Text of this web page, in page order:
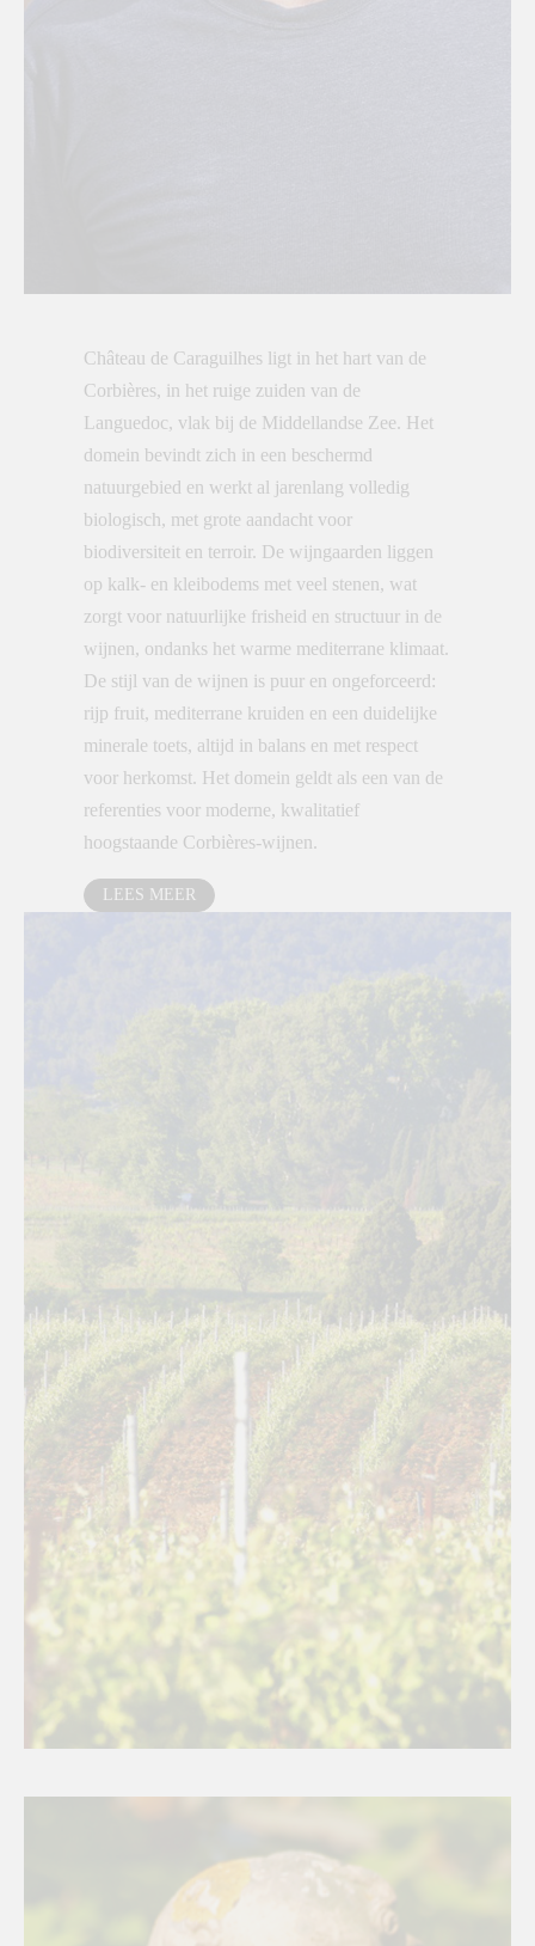
Château de Caraguilhes ligt in het hart van de
Corbières, in het ruige zuiden van de
Languedoc, vlak bij de Middellandse Zee. Het
domein bevindt zich in een beschermd
natuurgebied en werkt al jarenlang volledig
biologisch, met grote aandacht voor
biodiversiteit en terroir. De wijngaarden liggen
op kalk- en kleibodems met veel stenen, wat
zorgt voor natuurlijke frisheid en structuur in de
wijnen, ondanks het warme mediterrane klimaat.
De stijl van de wijnen is puur en ongeforceerd:
rijp fruit, mediterrane kruiden en een duidelijke
minerale toets, altijd in balans en met respect
voor herkomst. Het domein geldt als een van de
referenties voor moderne, kwalitatief
hoogstaande Corbières-wijnen.
LEES MEER